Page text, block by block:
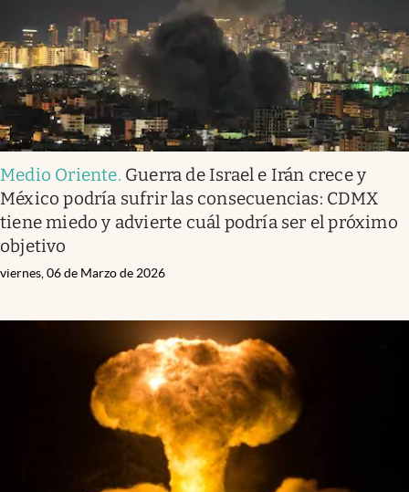
Medio Oriente. Guerra de Israel e Irán crece y
México podría sufrir las consecuencias: CDMX
tiene miedo y advierte cuál podría ser el próximo
objetivo
viernes, 06 de Marzo de 2026